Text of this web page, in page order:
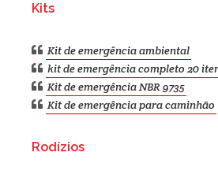
Kits
Kit de emergência ambiental
kit de emergência completo 20
Kit de emergência NBR 9735
Kit de emergência para caminhão
Rodízios